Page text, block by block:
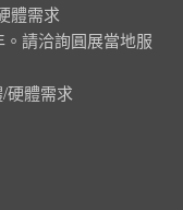
體需求
請洽詢圓展當地服
硬體需求